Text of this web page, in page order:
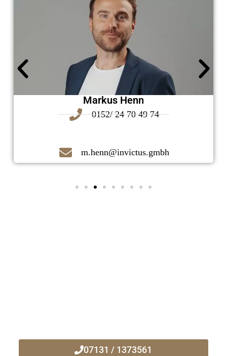
Markus Henn
0152/ 24 70 49 74
m.henn@invictus.gmbh
07131 / 1373561